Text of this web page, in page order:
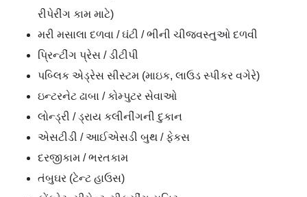
રીપેરીંગ કામ માટે)
મરી મસાલા દળવા / ઘંટી / ભીની ચીજવસ્તુઓ દળવી
પ્રિન્ટીંગ પ્રેસ / ડીટીપી
પબ્લિક એડ્રેસ સીસ્ટમ (માઇક, લાઉડ સ્પીકર વગેરે)
ઇન્ટરનેટ ઢાબા / કોમ્પુટર સેવાઓ
લોન્ડ્રી / ડ્રાય કલીનીંગની દુકાન
એસટીડી / આઈએસડી બુથ / ફેકસ
દરજીકામ / ભરતકામ
તંબુઘર (ટેન્ટ હાઉસ)